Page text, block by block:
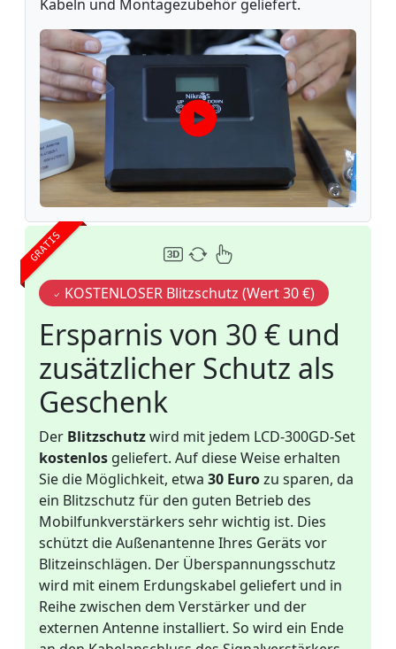
Kabeln und Montagezubehör geliefert.
GRATIS
KOSTENLOSER Blitzschutz (Wert 30 €)
Ersparnis von 30 € und
zusätzlicher Schutz als
Geschenk
Der Blitzschutzwird mit jedem LCD-300GD-Set
kostenlos geliefert. Auf diese Weise erhalten
Sie die Möglichkeit, etwa 30 Eurozu sparen, da
ein Blitzschutz für den guten Betrieb des
Mobilfunkverstärkers sehr wichtig ist. Dies
schützt die Außenantenne Ihres Geräts vor
Blitzeinschlägen. Der Überspannungsschutz
wird mit einem Erdungskabel geliefert und in
Reihe zwischen dem Verstärker und der
externen Antenne installiert. So wird ein Ende